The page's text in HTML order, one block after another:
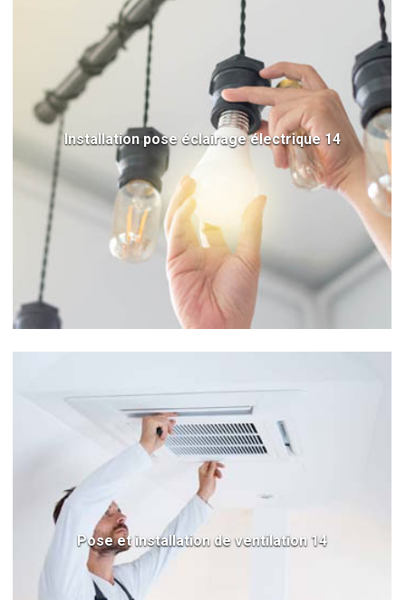
Installation pose éclairage électrique 14
Pose et installation de ventilation 14